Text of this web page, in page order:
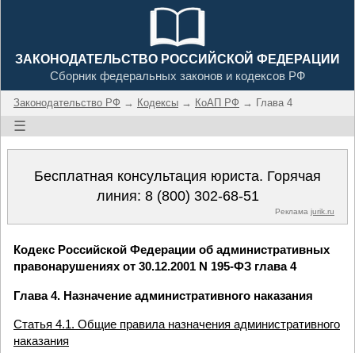
ЗАКОНОДАТЕЛЬСТВО РОССИЙСКОЙ ФЕДЕРАЦИИ
Сборник федеральных законов и кодексов РФ
Законодательство РФ → Кодексы → КоАП РФ → Глава 4
☰
Бесплатная консультация юриста. Горячая
линия: 8 (800) 302-68-51
Реклама jurik.ru
Кодекс Российской Федерации об административных
правонарушениях от 30.12.2001 N 195-ФЗ глава 4
Глава 4. Назначение административного наказания
Статья 4.1. Общие правила назначения административного
наказания